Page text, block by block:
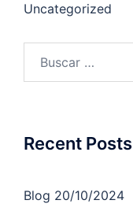
Uncategorized
Recent Posts
Blog 20/10/2024